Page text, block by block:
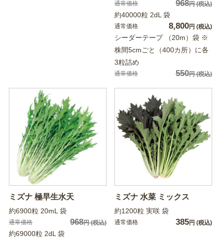
通常価格 968円(税込)
約40000粒 2dL 袋
通常価格 8,800円 (税込)
シーダーテープ （20m）袋 ※
株間5cmごと（400カ所）に各
3粒詰め
通常価格 550円(税込)
ミズナ 極早生水天
約6900粒 20mL 袋
通常価格 968円(税込)
約69000粒 2dL 袋
ミズナ 水菜 ミックス
約1200粒 実咲 袋
通常価格 385円 (税込)